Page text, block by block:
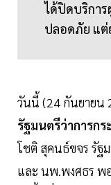
ได้ปิดบริกา
ปลอดภัย แต่
วันนี้ (24 กันยายน
รัฐมนตรีว่าการก
โชติ สุคนธ์ขจร รัฐ
และ นพ.พงศธร พ